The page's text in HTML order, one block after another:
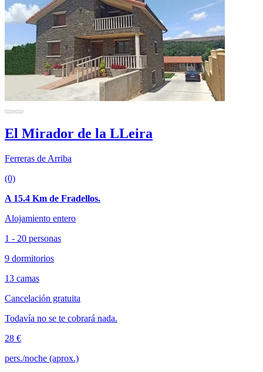
El Mirador de la LLeira
Ferreras de Arriba
(0)
A 15.4 Km de Fradellos.
Alojamiento entero
1 - 20 personas
9 dormitorios
13 camas
Cancelación gratuita
Todavía no se te cobrará nada.
28 €
pers./noche (aprox.)